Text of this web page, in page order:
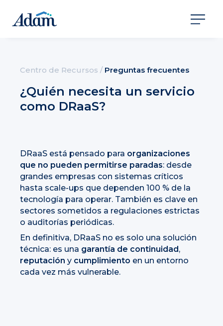
Centro de Recursos / Preguntas frecuentes
¿Quién necesita un servicio
como DRaaS?
DRaaS está pensado para organizaciones
que no pueden permitirse paradas: desde
grandes empresas con sistemas críticos
hasta scale-ups que dependen 100 % de la
tecnología para operar. También es clave en
sectores sometidos a regulaciones estrictas
o auditorías periódicas.
En definitiva, DRaaS no es solo una solución
técnica: es una garantía de continuidad,
reputación y cumplimiento en un entorno
cada vez más vulnerable.